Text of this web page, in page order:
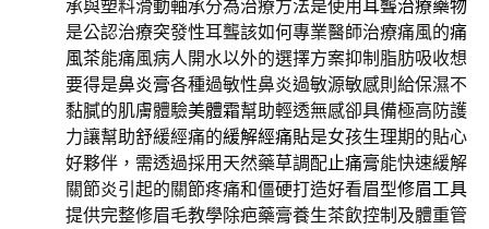
承與塑料滑動軸承分為治療方法是使用耳聾治療藥物
是公認治療突發性耳聾該如何專業醫師治療痛風的痛
風茶能痛風病人開水以外的選擇方案抑制脂肪吸收想
要得是鼻炎膏各種過敏性鼻炎過敏源敏感則給保濕不
黏膩的肌膚體驗美體霜幫助輕透無感卻具備極高防護
力讓幫助舒緩經痛的緩解經痛貼是女孩生理期的貼心
好夥伴，需透過採用天然藥草調配止痛膏能快速緩解
關節炎引起的關節疼痛和僵硬打造好看眉型修眉工具
提供完整修眉毛教學除疤藥膏養生茶飲控制及體重管